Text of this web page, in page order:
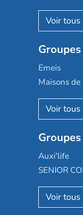
Nohée
Les
Mobicap
Domusvi
Happy
Aquarelia
Nexity
Les jardins
Occitalia
Reseda
Stella
Emeis
Maisons
Korian
Emera
Groupe SOS
Le Noble Âge
Almage
Résidalya
Groupe
Auxi'life
SENIOR
AGE D'OR